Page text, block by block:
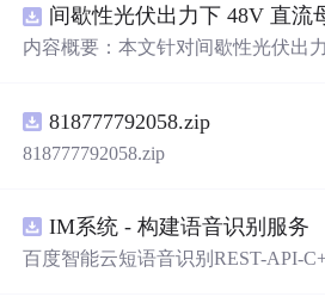
内容概要：本文针对间歇性光伏出
含光伏阵列、Boost型DC-DC变换器
与锂离子电池储能系统的完整拓扑
架构，集成电压外环与电流内环双
光照强度波动、负载突变等动态工
定。在Simulink环境中搭建全系统仿
818777792058.zip
818777792058.zip
IM系统 - 构建语音识别服务
百度智能云短语音识别REST-API-